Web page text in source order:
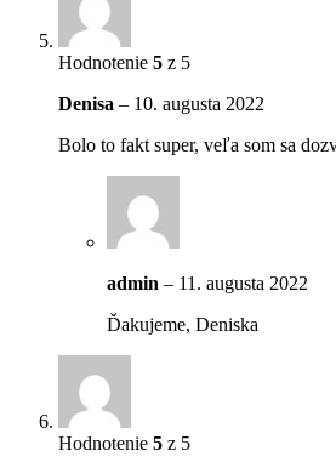
Hodnotenie 5 z 5
Denisa – 10. augusta 2022
Bolo to fakt super, veľa som sa
admin – 11. augusta 2022
Ďakujeme, Deniska
Hodnotenie 5 z 5